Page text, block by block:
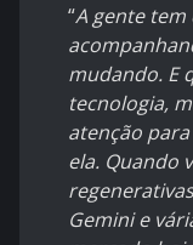
“A gente
mudando. E
tecnologia,
atenção
ela. Quando
Gemini e